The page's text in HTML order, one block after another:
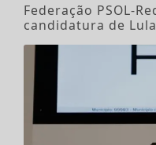
Federação PSOL-
candidatura de